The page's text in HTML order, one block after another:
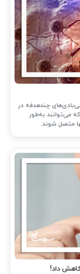
چندهدفه در
می‌توانند به‌طور
متصل شوند.